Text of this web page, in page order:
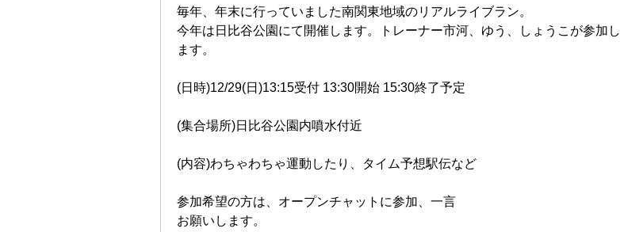
毎年、年末に行っていました南関東地域のリアルライブラン。
今年は日比谷公園にて開催します。トレーナー市河、ゆう、しょうこが参加し
ます。
(日時)12/29(日)13:15受付 13:30開始 15:30終了予定
(集合場所)日比谷公園内噴水付近
(内容)わちゃわちゃ運動したり、タイム予想駅伝など
参加希望の方は、オープンチャットに参加、一言
お願いします。